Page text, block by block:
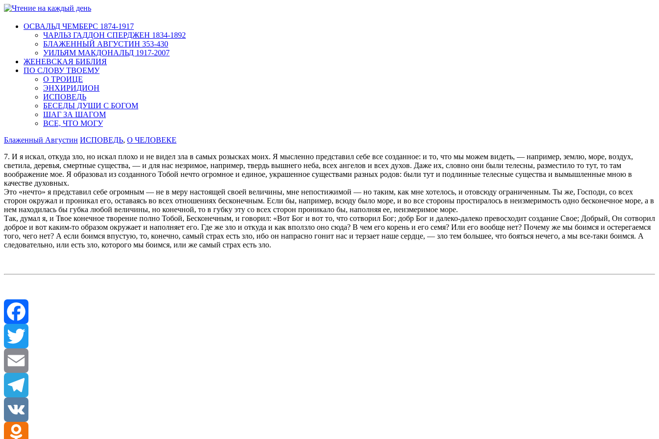
ОСВАЛЬД ЧЕМБЕРС 1874-1917
ЧАРЛЬЗ ГАДДОН СПЕРДЖЕН 1834-1892
БЛАЖЕННЫЙ АВГУСТИН 353-430
УИЛЬЯМ МАКДОНАЛЬД 1917-2007
ЖЕНЕВСКАЯ БИБЛИЯ
ПО СЛОВУ ТВОЕМУ
О ТРОИЦЕ
ЭНХИРИДИОН
ИСПОВЕДЬ
БЕСЕДЫ ДУШИ С БОГОМ
ШАГ ЗА ШАГОМ
ВСЕ, ЧТО МОГУ
Блаженный Августин ИСПОВЕДЬ, О ЧЕЛОВЕКЕ
7. И я искал, откуда зло, но искал плохо и не видел зла в самых розысках моих. Я мысленно представил себе все созданное: и то, что мы можем видеть, — например, землю, море, воздух,
светила, деревья, смертные существа, — и для нас незримое, например, твердь вышнего неба, всех ангелов и всех духов. Даже их, словно они были телесны, разместило то тут, то там
воображение мое. Я образовал из созданного Тобой нечто огромное и единое, украшенное существами разных родов: были тут и подлинные телесные существа и вымышленные мною в
качестве духовных.
Это «нечто» я представил себе огромным — не в меру настоящей своей величины, мне непостижимой — но таким, как мне хотелось, и отовсюду ограниченным. Ты же, Господи, со всех
сторон окружал и проникал его, оставаясь во всех отношениях бесконечным. Если бы, например, всюду было море, и во все стороны простиралось в неизмеримость одно бесконечное море, а в
нем находилась бы губка любой величины, но конечной, то в губку эту со всех сторон проникало бы, наполняя ее, неизмеримое море.
Так, думал я, и Твое конечное творение полно Тобой, Бесконечным, и говорил: «Вот Бог и вот то, что сотворил Бог; добр Бог и далеко-далеко превосходит создание Свое; Добрый, Он сотворил
доброе и вот каким-то образом окружает и наполняет его. Где же зло и откуда и как вползло оно сюда? В чем его корень и его семя? Или его вообще нет? Почему же мы боимся и остерегаемся
того, чего нет? А если боимся впустую, то, конечно, самый страх есть зло, ибо он напрасно гонит нас и терзает наше сердце, — зло тем большее, что бояться нечего, а мы все-таки боимся. А
следовательно, или есть зло, которого мы боимся, или же самый страх есть зло.
Facebook
Twitter
Email
Telegram
VK